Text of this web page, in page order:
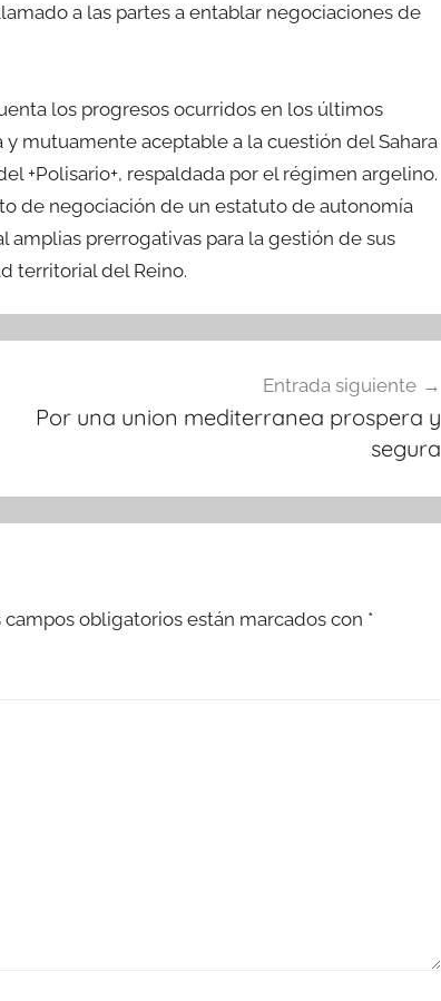
a las partes a entablar negociaciones de
los progresos ocurridos en los últimos
mutuamente aceptable a la cuestión del Sahara
+Polisario+, respaldada por el régimen argelino.
de negociación de un estatuto de autonomía
amplias prerrogativas para la gestión de sus
territorial del Reino.
Entrada siguiente
Por una union mediterranea prospera y
segura
campos obligatorios están marcados con *